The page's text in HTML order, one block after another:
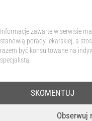
Informacje zawarte w serwisie
stanowią porady lekarskiej, a
razem być konsultowane na
specjalistą.
Obserwuj
SKOMENTUJ